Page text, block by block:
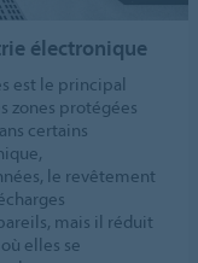
électronique
est le principal
zones protégées
certains
le revêtement
mais il réduit
elles se